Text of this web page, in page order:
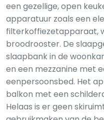
een gezellige, open
apparatuur zoals een
filterkoffiezetapparaat,
broodrooster. De
slaapbank in de
en een mezzanine met
eenpersoonsbed. Het
balkon met een
Helaas is er geen